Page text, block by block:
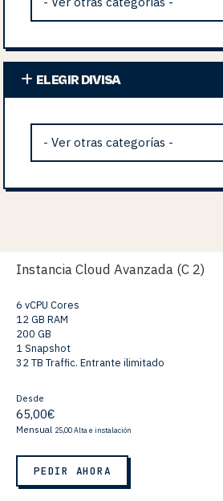
ELEGIR DIVISA
Instancia Cloud Avanzada (C 2)
6 vCPU Cores
12 GB RAM
200 GB
1 Snapshot
32 TB Traffic. Entrante ilimitado
Desde
65,00€
Mensual 25,00 Alta e instalación
PEDIR AHORA